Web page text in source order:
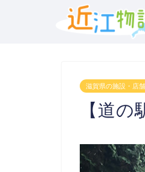
滋賀県の施設・店
【道